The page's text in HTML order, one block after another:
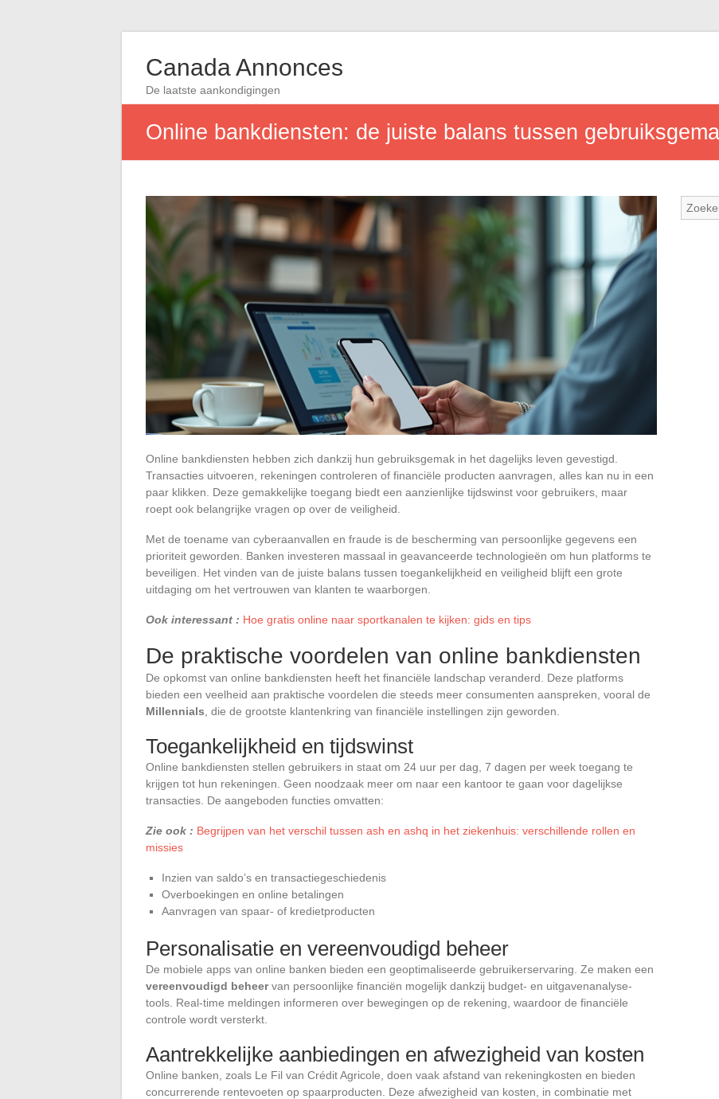
Canada Annonces
De laatste aankondigingen
Online bankdiensten: de juiste balans tussen
Online bankdiensten hebben zich dankzij hun gebruiksgemak in het dagelijks leven gevestigd.
Transacties uitvoeren, rekeningen controleren of financiële producten aanvragen, alles kan nu in een
paar klikken. Deze gemakkelijke toegang biedt een aanzienlijke tijdswinst voor gebruikers, maar
roept ook belangrijke vragen op over de veiligheid.
Met de toename van cyberaanvallen en fraude is de bescherming van persoonlijke gegevens een
prioriteit geworden. Banken investeren massaal in geavanceerde technologieën om hun platforms te
beveiligen. Het vinden van de juiste balans tussen toegankelijkheid en veiligheid blijft een grote
uitdaging om het vertrouwen van klanten te waarborgen.
Ook interessant : Hoe gratis online naar sportkanalen te kijken: gids en tips
De praktische voordelen van online bankdiensten
De opkomst van online bankdiensten heeft het financiële landschap veranderd. Deze platforms
bieden een veelheid aan praktische voordelen die steeds meer consumenten aanspreken, vooral de
Millennials , die de grootste klantenkring van financiële instellingen zijn geworden.
Toegankelijkheid en tijdswinst
Online bankdiensten stellen gebruikers in staat om 24 uur per dag, 7 dagen per week toegang te
krijgen tot hun rekeningen. Geen noodzaak meer om naar een kantoor te gaan voor dagelijkse
transacties. De aangeboden functies omvatten:
Zie ook : Begrijpen van het verschil tussen ash en ashq in het ziekenhuis: verschillende rollen en
missies
Inzien van saldo’s en transactiegeschiedenis
Overboekingen en online betalingen
Aanvragen van spaar- of kredietproducten
Personalisatie en vereenvoudigd beheer
De mobiele apps van online banken bieden een geoptimaliseerde gebruikerservaring. Ze maken een
vereenvoudigd beheervan persoonlijke financiën mogelijk dankzij budget- en uitgavenanalyse-
tools. Real-time meldingen informeren over bewegingen op de rekening, waardoor de financiële
controle wordt versterkt.
Aantrekkelijke aanbiedingen en afwezigheid van kosten
Online banken, zoals Le Fil van Crédit Agricole, doen vaak afstand van rekeningkosten en bieden
concurrerende rentevoeten op spaarproducten. Deze afwezigheid van kosten, in combinatie met